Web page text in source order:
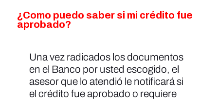
¿Como puedo saber si mi crédito fue
aprobado?
Una vez radicados los documentos
en el Banco por usted escogido, el
asesor que lo atendió le notificará si
el crédito fue aprobado o requiere